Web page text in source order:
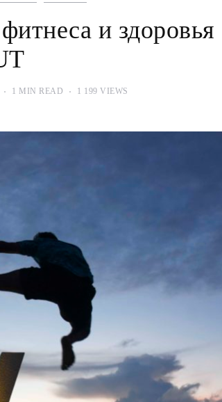
и здоровья
1 MIN READ 1 199 VIEWS